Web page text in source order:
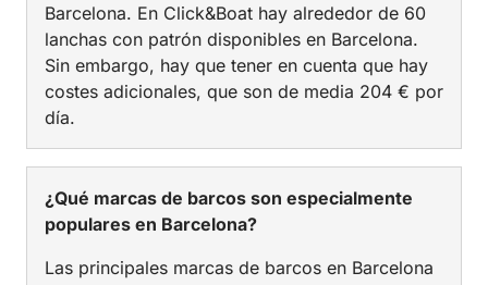
Barcelona. En Click&Boat hay alrededor de 60
lanchas con patrón disponibles en Barcelona.
Sin embargo, hay que tener en cuenta que hay
costes adicionales, que son de media 204 € por
día.
¿Qué marcas de barcos son especialmente
populares en Barcelona?
Las principales marcas de barcos en Barcelona